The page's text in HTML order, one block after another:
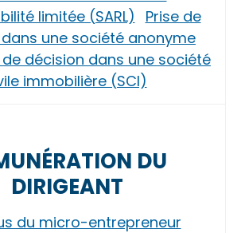
limitée (SARL)
Prise de
une société anonyme
de décision dans une société
immobilière (SCI)
DU
DIRIGEANT
du micro-entrepreneur